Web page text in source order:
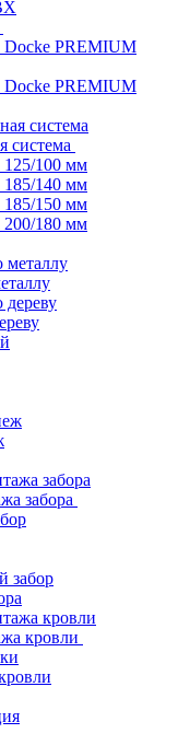
Docke PREMIUM
Docke PREMIUM
система
125/100 мм
185/140 мм
185/150 мм
200/180 мм
забора
забор
кровли